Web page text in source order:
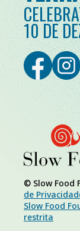
10 DE
© Slow Food
de
Slow Food
restrita